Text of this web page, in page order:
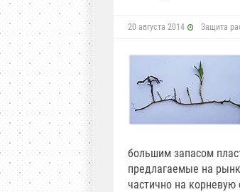
20 августа 2014 Защита
большим запасом
предлагаемые на
частично на корневую